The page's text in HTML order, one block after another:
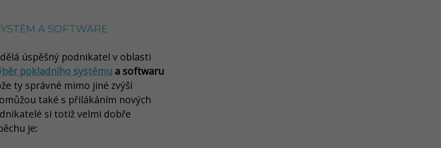
A SOFTWARE
úspěšný podnikatel v oblasti
pokladního systému a softwaru
ty správné mimo jiné zvýší
také s přilákáním nových
si totiž velmi dobře
je: